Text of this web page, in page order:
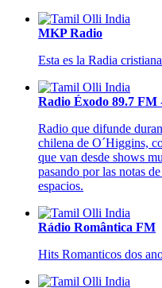
MKP Radio
Esta es la Radia
Radio Éxodo 89.7 FM
Radio que difunde
chilena de O´Higgins,
que van desde shows
pasando por las notas
espacios.
Rádio Romântica FM
Hits Romanticos dos